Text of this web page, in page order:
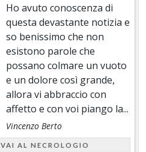
Ho avuto conoscenza di
questa devastante notizia e
so benissimo che non
esistono parole che
possano colmare un vuoto
e un dolore così grande,
allora vi abbraccio con
affetto e con voi piango la...
Vincenzo Berto
VAI AL NECROLOGIO